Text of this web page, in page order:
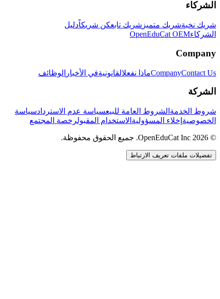
الشركاء
شريك نخبةشريك متميز شريك تابعكن شريكاًدليل
الشركاءOpenEduCat OEM
Company
CompanyContact Us ماذا نفعلالقانونيةفي الأخبار الوظائف
الشركة
شروط الخدمة الشروط العامة للبيعسياسة عدم الاستردادسياسة
الخصوصية إخلاء المسؤولية الاستخدام المقبولرخصة المجتمع
© 2026 OpenEduCat Inc. جميع الحقوق محفوظة.
تفضيلات ملفات تعريف الارتباط